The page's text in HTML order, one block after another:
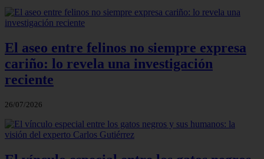
El aseo entre felinos no siempre expresa
cariño: lo revela una investigación
reciente
26/07/2026